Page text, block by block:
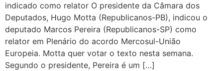
indicado como relator O presidente da Câmara dos
Deputados, Hugo Motta (Republicanos-PB), indicou o
deputado Marcos Pereira (Republicanos-SP) como
relator em Plenário do acordo Mercosul-União
Europeia. Motta quer votar o texto nesta semana.
Segundo o presidente, Pereira é um […]